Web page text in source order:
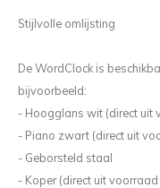
Stijlvolle omlijsting
De WordClock is
bijvoorbeeld:
- Hoogglans wit (direct uit
- Piano zwart (direct uit
- Geborsteld staal
- Koper (direct uit